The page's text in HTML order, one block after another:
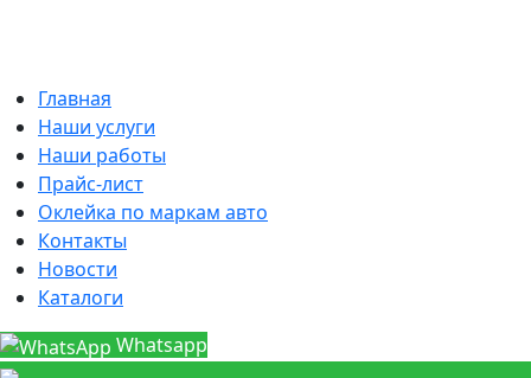
Главная
Наши услуги
Наши работы
Прайс-лист
Оклейка по маркам авто
Контакты
Новости
Каталоги
Whatsapp